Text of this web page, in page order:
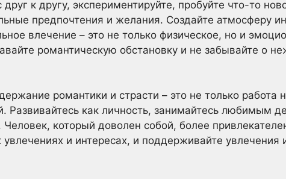
к другу, экспериментируйте, пробуйте что-то
предпочтения и желания. Создайте атмосферу
влечение – это не только физическое, но и
романтическую обстановку и не забывайте о
романтики и страсти – это не только работа
Развивайтесь как личность, занимайтесь любимым
который доволен собой, более
и интересах, и поддерживайте увлечения